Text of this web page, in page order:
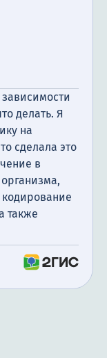
делать. Я
на
сделала это
в
кодирование
также
мы
с того